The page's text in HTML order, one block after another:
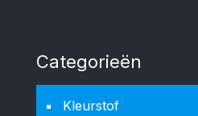
Categorieën
Kleurstof